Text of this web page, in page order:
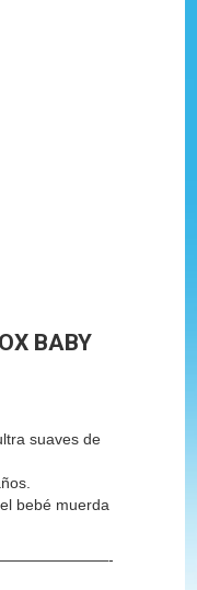
BABY
suaves de
bebé muerda